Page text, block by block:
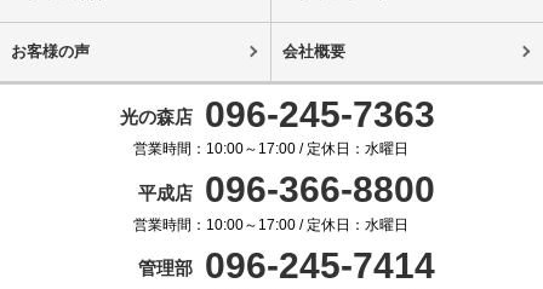
お客様の声 会社概要
光の森店 096-245-7363
営業時間：10:00～17:00 / 定休日：水曜日
平成店 096-366-8800
営業時間：10:00～17:00 / 定休日：水曜日
管理部 096-245-7414